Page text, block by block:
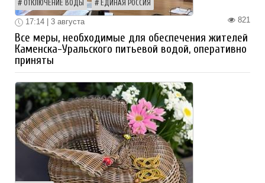
ОТКЛЮЧЕНИЕ ВОДЫ ЕДИНАЯ РОССИЯ
821
17:14 | 3 августа
Все меры, необходимые для обеспечения жителей
Каменска-Уральского питьевой водой, оперативно
приняты